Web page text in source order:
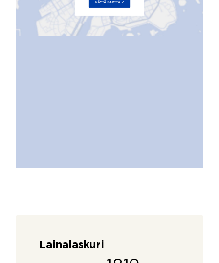
Lainalaskuri